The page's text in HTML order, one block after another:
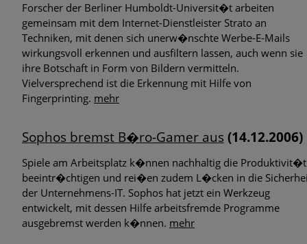
Forscher der Berliner Humboldt-Universit�t arbeiten
gemeinsam mit dem Internet-Dienstleister Strato an
Techniken, mit denen sich unerw�nschte Werbe-E-Mails
wirkungsvoll erkennen und ausfiltern lassen, auch wenn sie
ihre Botschaft in Form von Bildern vermitteln.
Vielversprechend ist die Erkennung mit Hilfe von
Fingerprinting. mehr
Sophos bremst B�ro-Gamer aus (14.12.2006)
Spiele am Arbeitsplatz k�nnen nachhaltig die Produktivit�t
beeintr�chtigen und rei�en zudem L�cken in die
der Unternehmens-IT. Sophos hat jetzt ein Werkzeug
entwickelt, mit dessen Hilfe arbeitsfremde Programme
ausgebremst werden k�nnen. mehr